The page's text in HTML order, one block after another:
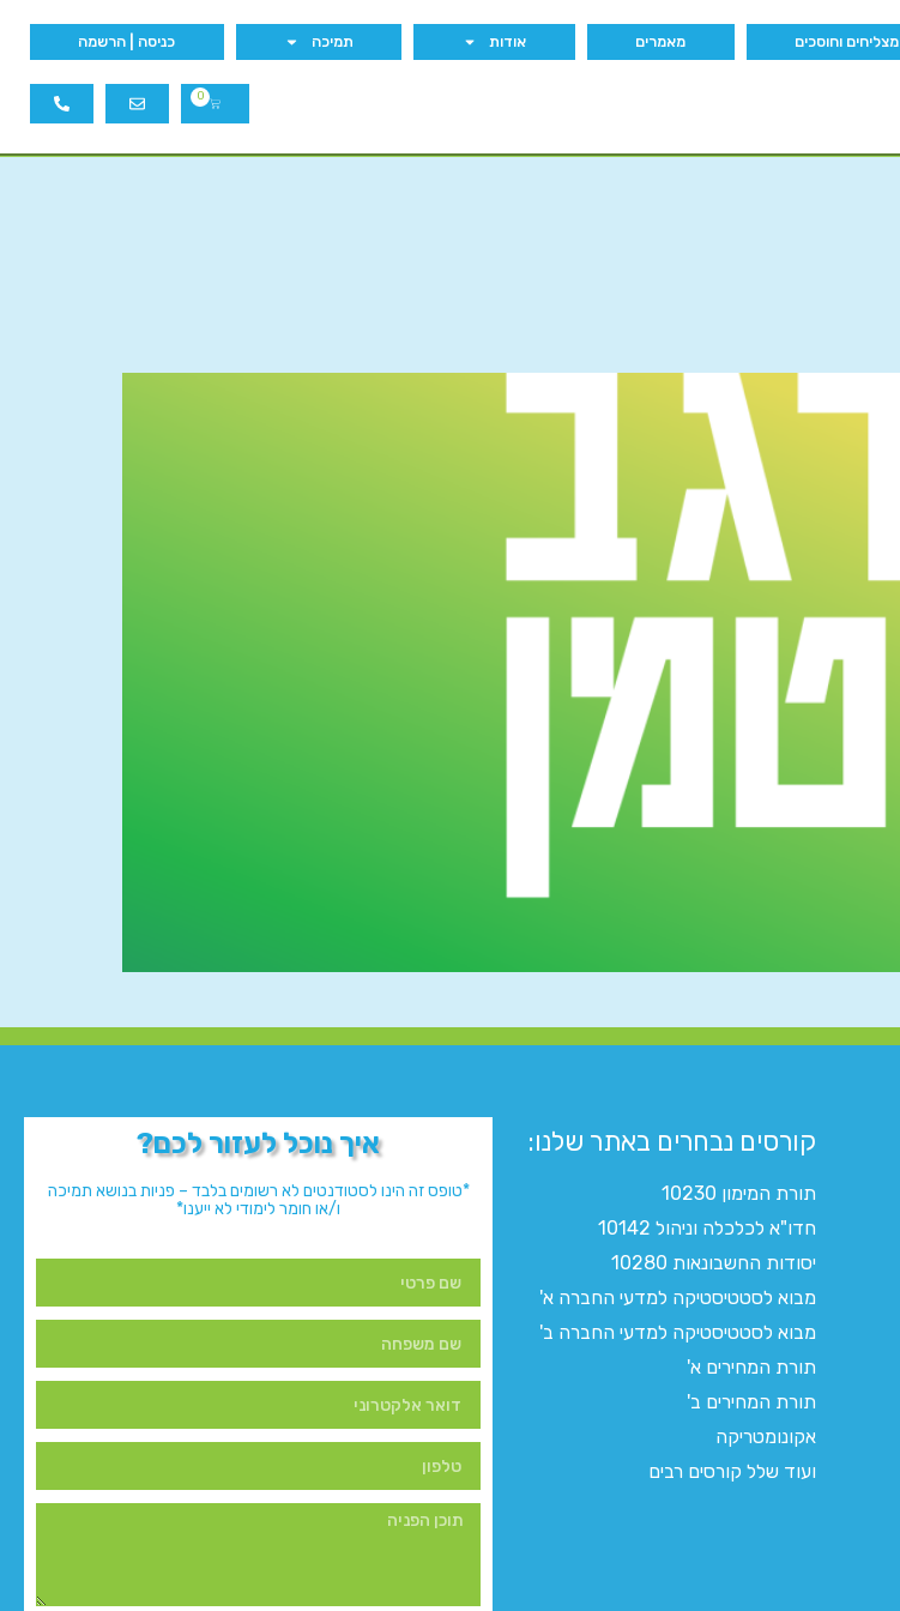
מצליחים וחוסכים מאמרים אודות תמיכה כניסה | הרשמה
0
קורסים נבחרים באתר שלנו:​
תורת המימון 10230
חדו"א לכלכלה וניהול 10142
יסודות החשבונאות 10280
מבוא לסטטיסטיקה למדעי החברה א'
מבוא לסטטיסטיקה למדעי החברה ב'
תורת המחירים א'
תורת המחירים ב'
אקונומטריקה
ועוד שלל קורסים רבים
איך נוכל לעזור לכם?
*טופס זה הינו לסטודנטים לא רשומים בלבד – פניות בנושא תמיכה
ו/או חומר לימודי לא ייענו*